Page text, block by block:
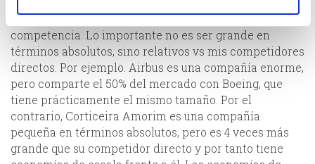
tamaño considerablemente más grande que el de mi
competencia. Lo importante no es ser grande en
términos absolutos, sino relativos vs mis competidores
directos. Por ejemplo. Airbus es una compañía enorme,
pero comparte el 50% del mercado con Boeing, que
tiene prácticamente el mismo tamaño. Por el
contrario, Corticeira Amorim es una compañía
pequeña en términos absolutos, pero es 4 veces más
grande que su competidor directo y por tanto tiene